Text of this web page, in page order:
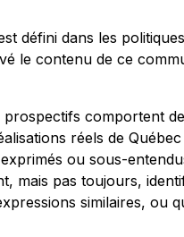
défini dans les
le contenu de ce
comportent
réels de
ou sous-
mais pas toujours,
similaires, ou